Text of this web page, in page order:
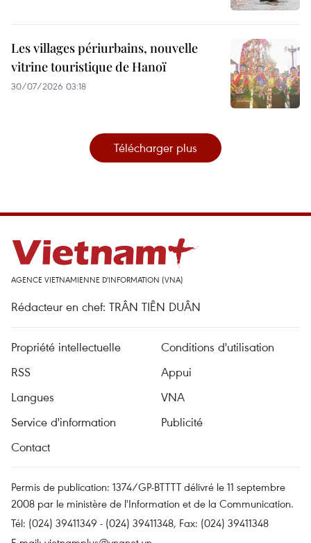
Les villages périurbains, nouvelle
vitrine touristique de Hanoï
30/07/2026 03:18
Télécharger plus
AGENCE VIETNAMIENNE D'INFORMATION (VNA)
Rédacteur en chef: TRÂN TIÊN DUÂN
Propriété intellectuelle
Conditions d'utilisation
RSS
Appui
Langues
VNA
Service d'information
Publicité
Contact
Permis de publication: 1374/GP-BTTTT délivré le 11 septembre
2008 par le ministère de l'Information et de la Communication.
Tél: (024) 39411349 - (024) 39411348, Fax: (024) 39411348